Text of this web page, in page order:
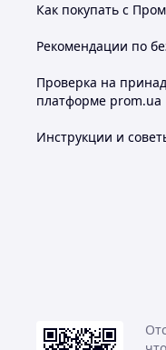
Как покупать с
Рекомендации по
Проверка на
платформе prom.ua
Инструкции и